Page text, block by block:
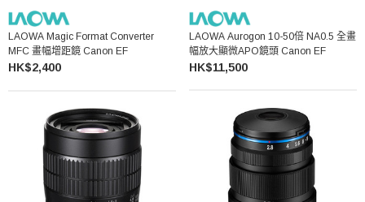
LAOWA Magic Format Converter
MFC 畫幅增距鏡 Canon EF
HK$2,400
LAOWA Aurogon 10-50倍 NA0.5 全畫
幅放大顯微APO鏡頭 Canon EF
HK$11,500